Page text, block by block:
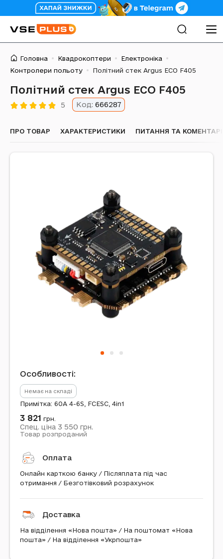
Головна Квадрокоптери
Електроніка
Контролери польоту
Політний стек Argus ECO F405
Політний стек Argus ECO F405
5 Код: 666287
ПРО ТОВАР ХАРАКТЕРИСТИКИ ПИТАННЯ ТА КОМЕНТАРІ
Особливості:
Немає на складі
Примітка: 60A 4-6S, FCESC, 4in1
3 821 грн.
Спец. ціна 3 550 грн.
Товар розпроданий
Оплата
Онлайн карткою банку / Післяплата під час
отримання / Безготівковий розрахунок
Доставка
На відділення «Нова пошта» / На поштомат «Нова
пошта» / На відділення «Укрпошта»